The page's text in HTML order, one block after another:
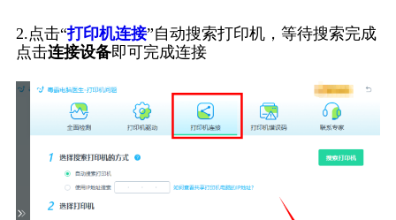
2.点击“打印机连接”自动搜索打印机，等待搜索完成
点击连接设备即可完成连接